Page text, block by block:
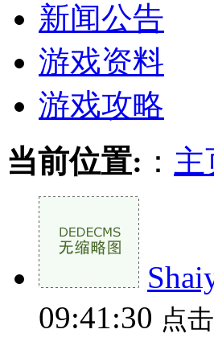
新闻公告
游戏资料
游戏攻略
当前位置: ： 主
09:41:30 点击